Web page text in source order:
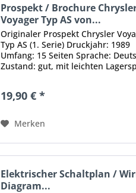
Prospekt / Brochure
Voyager Typ AS von...
Originaler Prospekt Chrysler
Typ AS (1. Serie) Druckjahr: 1989
Umfang: 15 Seiten Sprache:
Zustand: gut, mit leichten
erhalten das abgebildete Buch!...
19,90 € *
Merken
Elektrischer Schaltplan /
Diagram...